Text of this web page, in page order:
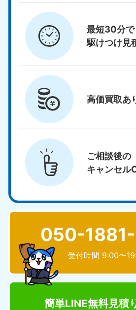
最短30分で
駆けつけ見
高価買取あ
ご相談後の
キャンセル
050-
受付時間 9:00〜
簡単LINE無料見積